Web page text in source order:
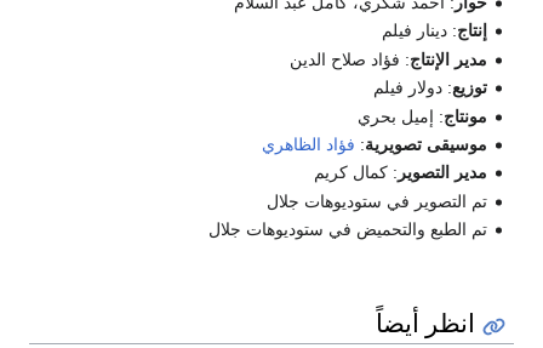
إنتاج: دينار فيلم
مدير الإنتاج: فؤاد صلاح الدين
توزيع: دولار فيلم
مونتاج: إميل بحري
موسيقى تصويرية: فؤاد الظاهري
مدير التصوير : كمال كريم
تم التصوير في ستوديوهات جلال
تم الطبع والتحميض في ستوديوهات جلال
انظر أيضاً